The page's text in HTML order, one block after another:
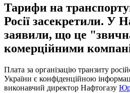
Тарифи на
Росії засекретили. У
заявили, що це
комерційними
Плата за організацію транзиту
України є конфіденційною
виконавчий директор Нафтогазу